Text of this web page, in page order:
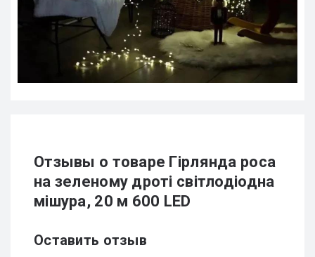
Отзывы о товаре Гірлянда роса
на зеленому дроті світлодіодна
мішура, 20 м 600 LED
Оставить отзыв